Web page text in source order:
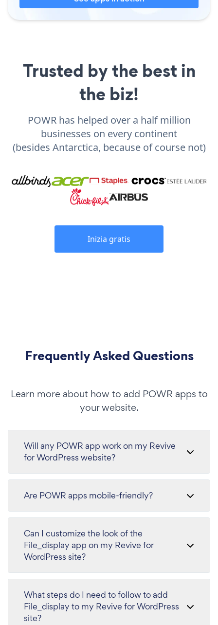
Trusted by the best in
the biz!
POWR has helped over a half million
businesses on every continent
(besides Antarctica, because of course not)
Inizia gratis
Frequently Asked Questions
Learn more about how to add POWR apps to
your website.
Will any POWR app work on my Revive
for WordPress website?
Are POWR apps mobile-friendly?
Can I customize the look of the
File_display app on my Revive for
WordPress site?
What steps do I need to follow to add
File_display to my Revive for WordPress
site?